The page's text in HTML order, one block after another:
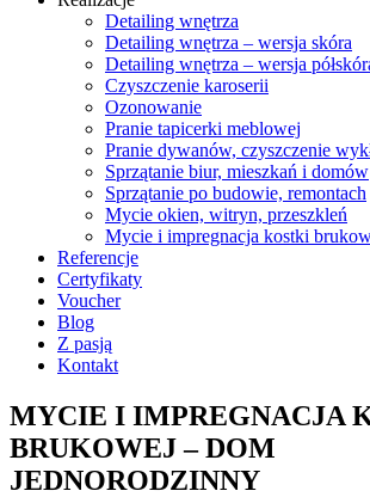
Detailing wnętrza
Detailing wnętrza – wersja skóra
Detailing wnętrza – wersja
Czyszczenie karoserii
Ozonowanie
Pranie tapicerki meblowej
Pranie dywanów, czyszczenie
Sprzątanie biur, mieszkań i domów
Sprzątanie po budowie, remontach
Mycie okien, witryn, przeszkleń
Mycie i impregnacja kostki
Referencje
Certyfikaty
Voucher
Blog
Z pasją
Kontakt
MYCIE I IMPREGNACJA
BRUKOWEJ – DOM
JEDNORODZINNY